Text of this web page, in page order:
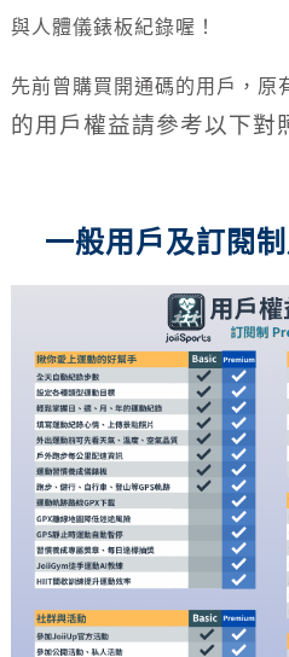
與人體儀錶板紀錄喔！
先前曾購買開通碼的用戶，原
的用戶權益請參考以下對
一般用戶及訂閱